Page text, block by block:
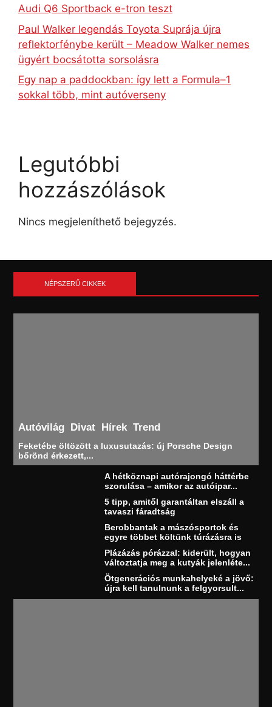
Audi Q6 Sportback e-tron teszt
Paul Walker legendás Toyota Suprája újra
reflektorfénybe került – Meadow Walker nemes
ügyért bocsátotta sorsolásra
Egy nap a paddockban: így lett a Formula–1
sokkal több, mint autóverseny
Legutóbbi
hozzászólások
Nincs megjeleníthető bejegyzés.
NÉPSZERŰ CIKKEK
Autóvilág Divat Hírek Trend
Feketébe öltözött a luxusutazás: új Porsche Design
bőrönd érkezett,...
A hétköznapi autórajongó háttérbe
szorulása – amikor az autóipar...
5 tipp, amitől garantáltan elszáll a
tavaszi fáradtság
Berobbantak a mászósportok és
egyre többet költünk túrázásra is
Plázázás pórázzal: kiderült, hogyan
változtatja meg a kutyák jelenléte...
Ötgenerációs munkahelyeké a jövő:
újra kell tanulnunk a felgyorsult...